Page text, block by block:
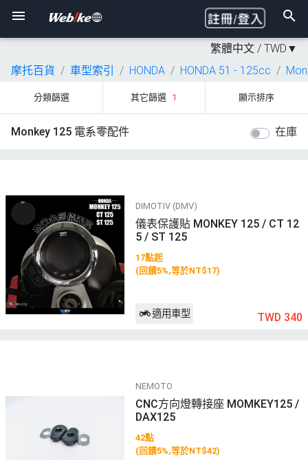
繁體中文 / TWD ▼
摩托百貨
車型索引 HONDA HONDA 51 - 125cc
分類篩選 其它篩選 1 顯示排序
Monkey 125 電系零配件 在庫
DIMOTIV (DMV)
儀表保護貼 MONKEY 125 / CT 12
5 / ST 125
17點起
(回饋5%,等於NT$17)
適用車型 TWD 340
NEMOTO
CNC方向燈轉接座 MOMKEY125 /
DAX125
42點
(回饋5%,等於NT$42)